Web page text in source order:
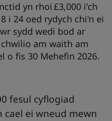
yn rhoi £3,000 i'ch
i 24 oed rydych chi'n ei
sydd wedi bod ar
am waith am
o fis 30 Mehefin 2026.
fesul cyflogiad
cael ei wneud mewn